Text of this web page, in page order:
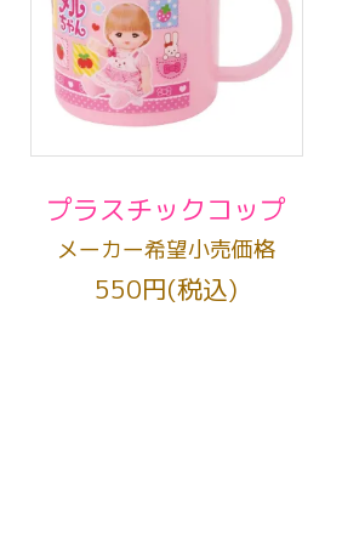
プラスチックコップ
メーカー希望小売価格
550円(税込)